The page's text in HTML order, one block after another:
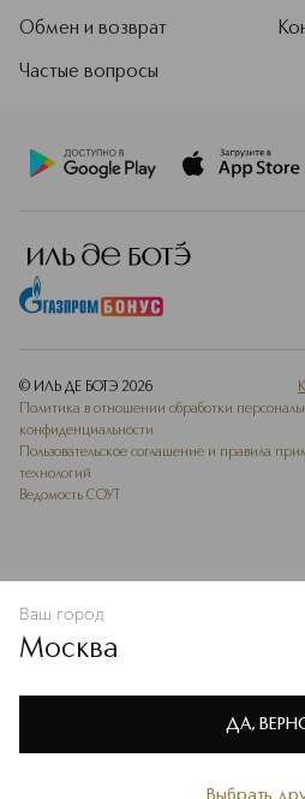
Политике конфиденциальности
В КОРЗИНУ
Обмен и возврат
Частые вопросы
© ИЛЬ ДЕ БОТЭ 2026
Политика в отношении обработки
конфиденциальности
Пользовательское соглашение и правила
технологий
Ведомость СОУТ
Ваш город
Москва
Выбрать
ДА,